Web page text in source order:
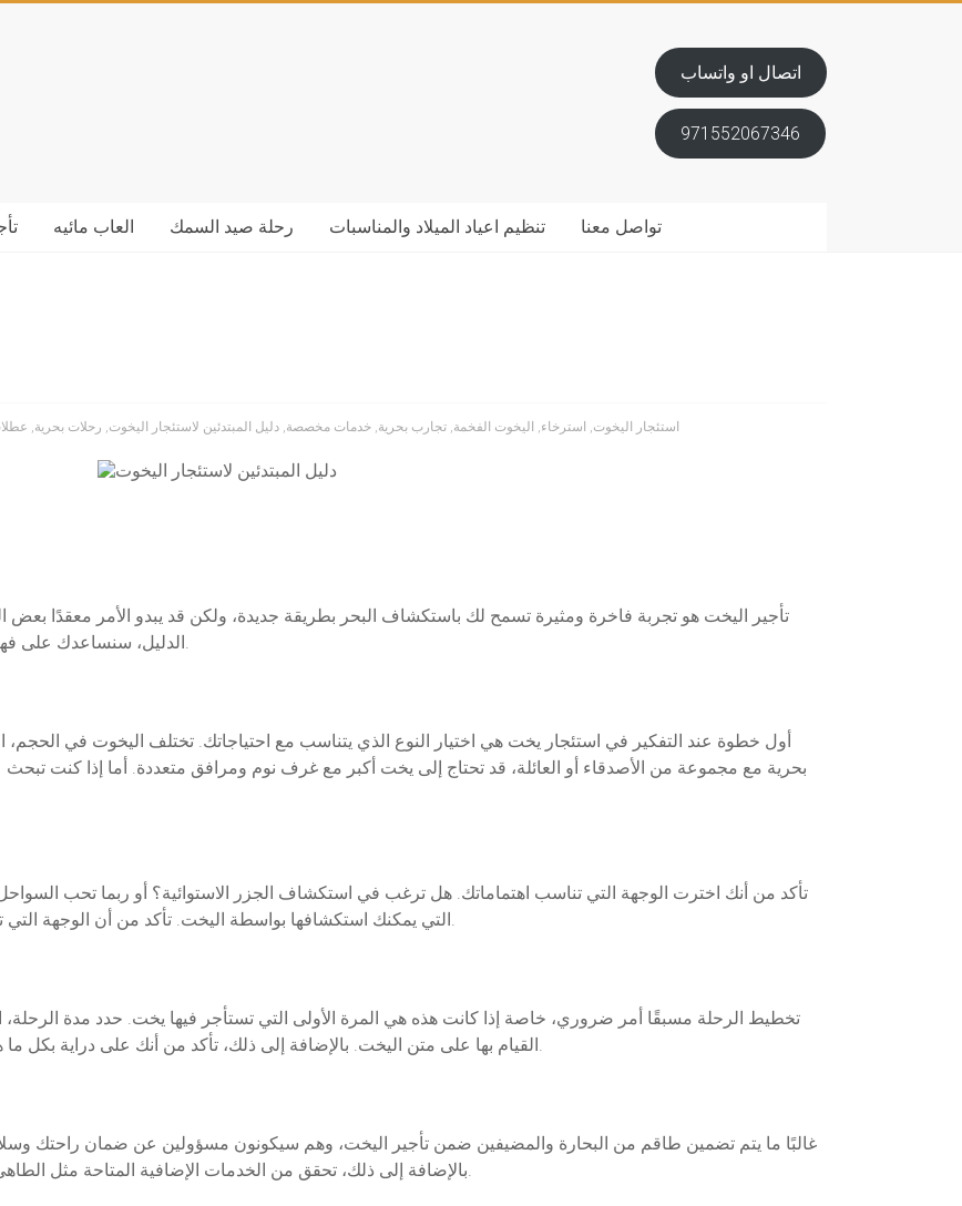
اتصال او واتساب
971552067346
العاب مائيه رحلة صيد السمك تنظيم اعياد الميلاد والمناسبات تواصل معنا
استئجار اليخوت, استرخاء, اليخوت الفخمة, تجارب بحرية, خدمات مخصصة, دليل المبتدئين لاستئجار اليخوت, رحلات بحرية,
تأجير اليخت هو تجربة فاخرة ومثيرة تسمح لك باستكشاف البحر بطريقة جديدة، ولكن قد يبدو الأمر معقدًا بعض
الدليل، سنساعدك على فهم كل ما تحتاج معرفته لتجربة تأجير يخت ناجحة وممتعة.
أول خطوة عند التفكير في استئجار يخت هي اختيار النوع الذي يتناسب مع احتياجاتك. تختلف اليخوت في الحجم،
بحرية مع مجموعة من الأصدقاء أو العائلة، قد تحتاج إلى يخت أكبر مع غرف نوم ومرافق متعددة. أما إذا كنت
تأكد من أنك اخترت الوجهة التي تناسب اهتماماتك. هل ترغب في استكشاف الجزر الاستوائية؟ أو ربما تحب السواحل
التي يمكنك استكشافها بواسطة اليخت. تأكد من أن الوجهة التي تختارها تكون مناسبة للموسم، بحيث تكون الأجواء مثالية.
تخطيط الرحلة مسبقًا أمر ضروري، خاصة إذا كانت هذه هي المرة الأولى التي تستأجر فيها يخت. حدد مدة الرحلة،
القيام بها على متن اليخت. بالإضافة إلى ذلك، تأكد من أنك على دراية بكل ما هو متضمن في الحزمة (مثل الطاقم، الطعام، والمرافق).
غالبًا ما يتم تضمين طاقم من البحارة والمضيفين ضمن تأجير اليخت، وهم سيكونون مسؤولين عن ضمان راحتك
بالإضافة إلى ذلك، تحقق من الخدمات الإضافية المتاحة مثل الطاهي الخاص أو الأنشطة المائية مثل الغوص أو صيد الأسماك.